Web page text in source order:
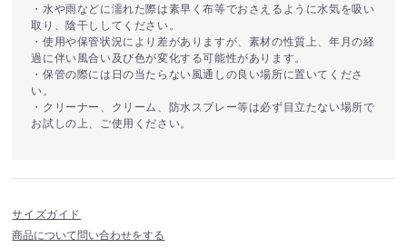
・水や雨などに濡れた際は素早く布等でおさえるように水気を吸い
取り、陰干ししてください。
・使用や保管状況により差がありますが、素材の性質上、年月の経
過に伴い風合い及び色が変化する可能性があります。
・保管の際には日の当たらない風通しの良い場所に置いてくださ
い。
・クリーナー、クリーム、防水スプレー等は必ず目立たない場所で
お試しの上、ご使用ください。
サイズガイド
商品について問い合わせをする